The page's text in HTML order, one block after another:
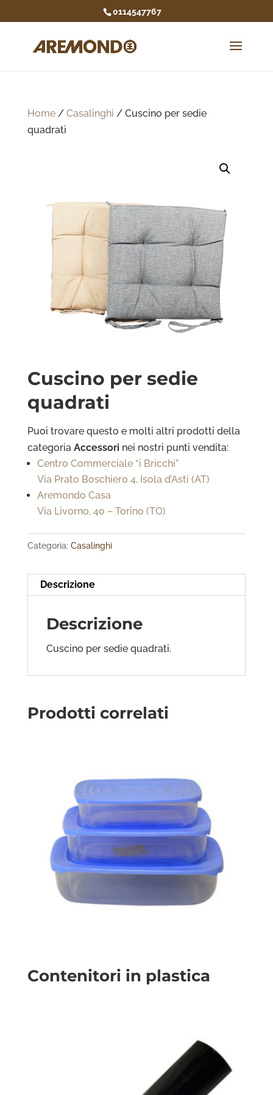
0114547767
Home/ Casalinghi / Cuscino per sedie
quadrati
Cuscino per sedie
quadrati
Puoi trovare questo e molti altri prodotti della
categoria Accessorinei nostri punti vendita:
Centro Commerciale “i Bricchi”
Via Prato Boschiero 4, Isola d’Asti (AT)
Aremondo Casa
Via Livorno, 40 – Torino (TO)
Categoria: Casalinghi
Descrizione
Descrizione
Cuscino per sedie quadrati.
Prodotti correlati
Contenitori in plastica